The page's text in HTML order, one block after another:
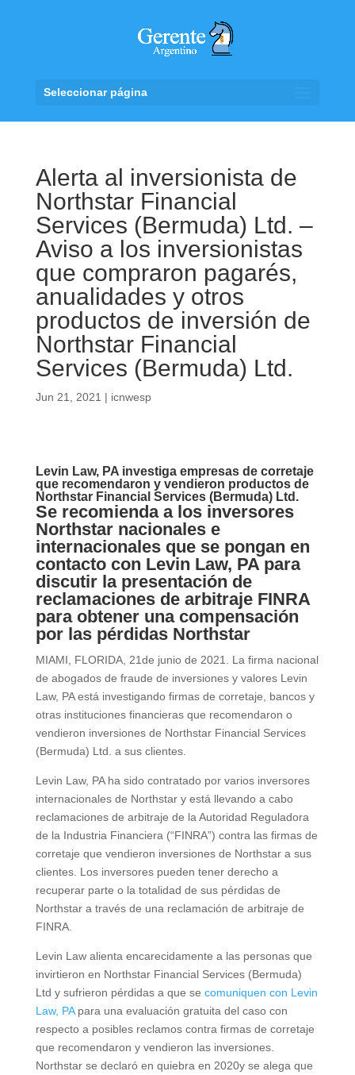
Seleccionar página
Alerta al inversionista de
Northstar Financial
Services (Bermuda) Ltd. –
Aviso a los inversionistas
que compraron pagarés,
anualidades y otros
productos de inversión de
Northstar Financial
Services (Bermuda) Ltd.
Jun 21, 2021 | icnwesp
Levin Law, PA investiga empresas de corretaje
que recomendaron y vendieron productos de
Northstar Financial Services (Bermuda) Ltd.
Se recomienda a los inversores
Northstar nacionales e
internacionales que se pongan en
contacto con Levin Law, PA para
discutir la presentación de
reclamaciones de arbitraje FINRA
para obtener una compensación
por las pérdidas Northstar
MIAMI, FLORIDA, 21de junio de 2021. La firma nacional
de abogados de fraude de inversiones y valores Levin
Law, PA está investigando firmas de corretaje, bancos y
otras instituciones financieras que recomendaron o
vendieron inversiones de Northstar Financial Services
(Bermuda) Ltd. a sus clientes.
Levin Law, PA ha sidocontratado por varios inversores
internacionales de Northstar y está llevando a cabo
reclamaciones de arbitraje de la Autoridad Reguladora
de la Industria Financiera (“FINRA”) contra las firmas de
corretaje que vendieron inversiones de Northstar a sus
clientes. Los inversores pueden tener derecho a
recuperar parte o la totalidad de sus pérdidas de
Northstar a través de una reclamación de arbitraje de
FINRA.
Levin Law alienta encarecidamente a las personas que
invirtieron en Northstar Financial Services (Bermuda)
Ltd y sufrieron pérdidas a que se comuniquen con Levin
Law, PApara una evaluación gratuita del caso con
respecto a posibles reclamos contra firmas de corretaje
que recomendaron y vendieron las inversiones.
Northstar se declaró en quiebra en 2020y se alega que